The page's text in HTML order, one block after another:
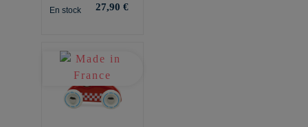
En stock 27,90 €